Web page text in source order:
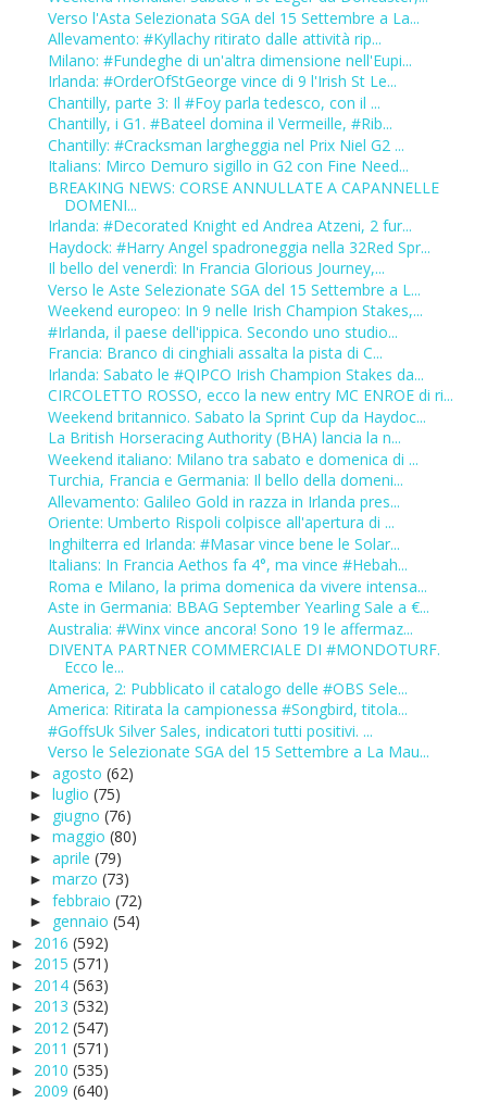
Verso l'Asta Selezionata SGA del 15 Settembre a La...
Allevamento: #Kyllachy ritirato dalle attività rip...
Milano: #Fundeghe di un'altra dimensione nell'Eupi...
Irlanda: #OrderOfStGeorge vince di 9 l'Irish St Le...
Chantilly, parte 3: Il #Foy parla tedesco, con il ...
Chantilly, i G1. #Bateel domina il Vermeille, #Rib...
Chantilly: #Cracksman largheggia nel Prix Niel G2 ...
Italians: Mirco Demuro sigillo in G2 con Fine Need...
BREAKING NEWS: CORSE ANNULLATE A CAPANNELLE
DOMENI...
Irlanda: #Decorated Knight ed Andrea Atzeni, 2 fur...
Haydock: #Harry Angel spadroneggia nella 32Red Spr...
Il bello del venerdì: In Francia Glorious Journey,...
Verso le Aste Selezionate SGA del 15 Settembre a L...
Weekend europeo: In 9 nelle Irish Champion Stakes,...
#Irlanda, il paese dell'ippica. Secondo uno studio...
Francia: Branco di cinghiali assalta la pista di C...
Irlanda: Sabato le #QIPCO Irish Champion Stakes da...
CIRCOLETTO ROSSO, ecco la new entry MC ENROE di ri...
Weekend britannico. Sabato la Sprint Cup da Haydoc...
La British Horseracing Authority (BHA) lancia la n...
Weekend italiano: Milano tra sabato e domenica di ...
Turchia, Francia e Germania: Il bello della domeni...
Allevamento: Galileo Gold in razza in Irlanda pres...
Oriente: Umberto Rispoli colpisce all'apertura di ...
Inghilterra ed Irlanda: #Masar vince bene le Solar...
Italians: In Francia Aethos fa 4°, ma vince #Hebah...
Roma e Milano, la prima domenica da vivere intensa...
Aste in Germania: BBAG September Yearling Sale a €...
Australia: #Winx vince ancora! Sono 19 le affermaz...
DIVENTA PARTNER COMMERCIALE DI #MONDOTURF.
Ecco le...
America, 2: Pubblicato il catalogo delle #OBS Sele...
America: Ritirata la campionessa #Songbird, titola...
#GoffsUk Silver Sales, indicatori tutti positivi. ...
Verso le Selezionate SGA del 15 Settembre a La Mau...
► agosto (62)
► luglio (75)
► giugno (76)
► maggio (80)
► aprile (79)
► marzo (73)
► febbraio (72)
► gennaio (54)
► 2016 (592)
► 2015 (571)
► 2014 (563)
► 2013 (532)
► 2012 (547)
► 2011 (571)
► 2010 (535)
► 2009 (640)